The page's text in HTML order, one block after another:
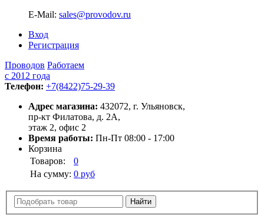
E-Mail: sales@provodov.ru
Вход
Регистрация
Проводов Работаем
с 2012 года
Телефон: +7(8422)75-29-39
Адрес магазина: 432072, г. Ульяновск,
пр-кт Филатова, д. 2А,
этаж 2, офис 2
Время работы: Пн-Пт 08:00 - 17:00
Корзина
Товаров:
0
На сумму: 0 руб